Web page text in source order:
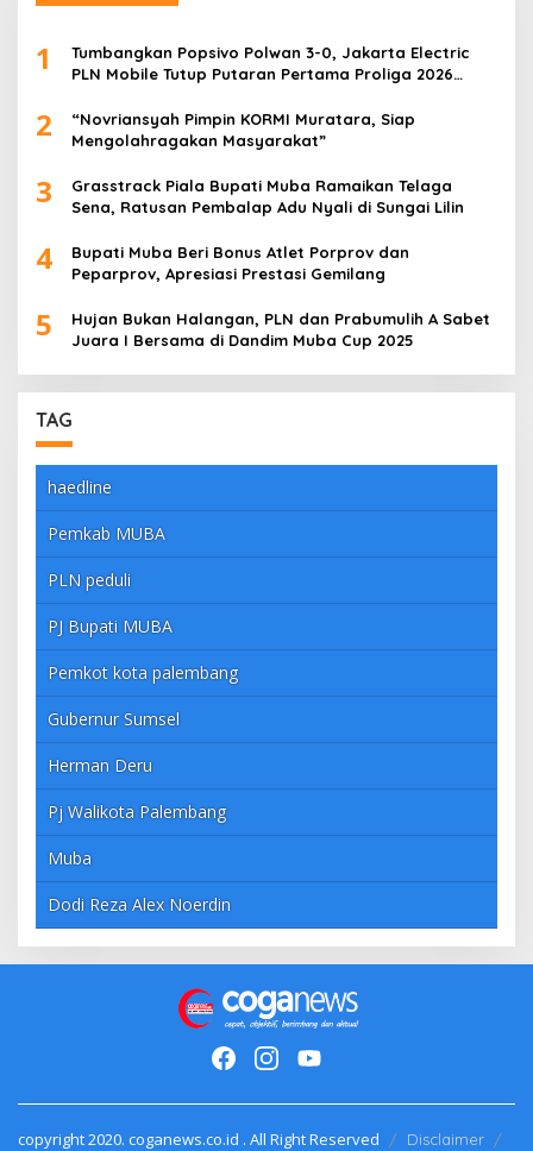
1
Tumbangkan Popsivo Polwan 3-0, Jakarta Electric
PLN Mobile Tutup Putaran Pertama Proliga 2026
2
“Novriansyah Pimpin KORMI Muratara, Siap
Mengolahragakan Masyarakat”
3
Grasstrack Piala Bupati Muba Ramaikan Telaga
Sena, Ratusan Pembalap Adu Nyali di Sungai Lilin
4
Bupati Muba Beri Bonus Atlet Porprov dan
Peparprov, Apresiasi Prestasi Gemilang
5
Hujan Bukan Halangan, PLN dan Prabumulih A Sabet
Juara I Bersama di Dandim Muba Cup 2025
TAG
haedline
Pemkab MUBA
PLN peduli
PJ Bupati MUBA
Pemkot kota palembang
Gubernur Sumsel
Herman Deru
Pj Walikota Palembang
Muba
Dodi Reza Alex Noerdin
copyright 2020. coganews.co.id . All Right Reserved
Disclaimer